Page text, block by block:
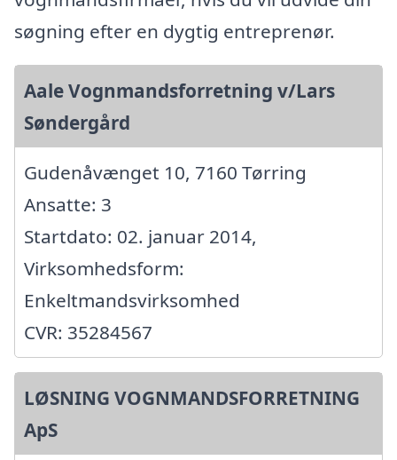
søgning efter en dygtig entreprenør.
Aale Vognmandsforretning v/Lars
Søndergård
Gudenåvænget 10, 7160 Tørring
Ansatte: 3
Startdato: 02. januar 2014,
Virksomhedsform:
Enkeltmandsvirksomhed
CVR: 35284567
LØSNING VOGNMANDSFORRETNING
ApS